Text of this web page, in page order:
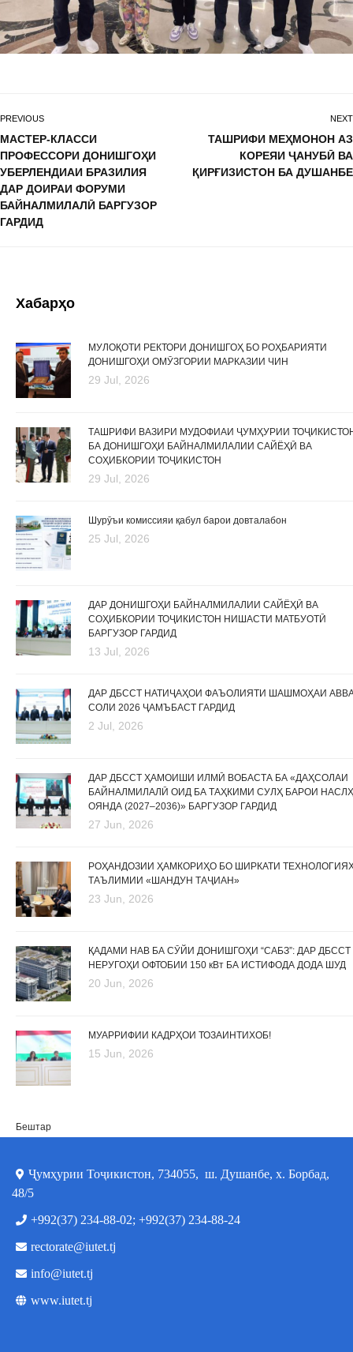
PREVIOUS
МАСТЕР-КЛАССИ
ПРОФЕССОРИ ДОНИШГОҲИ
УБЕРЛЕНДИАИ БРАЗИЛИЯ
ДАР ДОИРАИ ФОРУМИ
БАЙНАЛМИЛАЛӢ БАРГУЗОР
ГАРДИД
NEXT
ТАШРИФИ МЕҲМОНОН АЗ
КОРЕЯИ ҶАНУБӢ ВА
ҚИРҒИЗИСТОН БА ДУШАНБЕ
Хабарҳо
МУЛОҚОТИ РЕКТОРИ ДОНИШГОҲ БО РОҲБАРИЯТИ
ДОНИШГОҲИ ОМӮЗГОРИИ МАРКАЗИИ ЧИН
29 Jul, 2026
ТАШРИФИ ВАЗИРИ МУДОФИАИ ҶУМҲУРИИ
БА ДОНИШГОҲИ БАЙНАЛМИЛАЛИИ САЙЁҲӢ ВА
СОҲИБКОРИИ ТОҶИКИСТОН
29 Jul, 2026
Шурӯъи комиссияи қабул барои довталабон
25 Jul, 2026
ДАР ДОНИШГОҲИ БАЙНАЛМИЛАЛИИ САЙЁҲӢ ВА
СОҲИБКОРИИ ТОҶИКИСТОН НИШАСТИ МАТБУОТӢ
БАРГУЗОР ГАРДИД
13 Jul, 2026
ДАР ДБССТ НАТИҶАҲОИ ФАЪОЛИЯТИ ШАШМОҲАИ
СОЛИ 2026 ҶАМЪБАСТ ГАРДИД
2 Jul, 2026
ДАР ДБССТ ҲАМОИШИ ИЛМӢ ВОБАСТА БА «ДАҲСОЛАИ
БАЙНАЛМИЛАЛӢ ОИД БА ТАҲКИМИ СУЛҲ БАРОИ
ОЯНДА (2027–2036)» БАРГУЗОР ГАРДИД
27 Jun, 2026
РОҲАНДОЗИИ ҲАМКОРИҲО БО ШИРКАТИ
ТАЪЛИМИИ «ШАНДУН ТАҶИАН»
23 Jun, 2026
ҚАДАМИ НАВ БА СӮЙИ ДОНИШГОҲИ “САБЗ”: ДАР ДБССТ
НЕРУГОҲИ ОФТОБИИ 150 кВт БА ИСТИФОДА ДОДА ШУД
20 Jun, 2026
МУАРРИФИИ КАДРҲОИ ТОЗАИНТИХОБ!
15 Jun, 2026
Бештар
Ҷумҳурии Тоҷикистон, 734055, ш. Душанбе, х. Борбад,
48/5
+992(37) 234-88-02; +992(37) 234-88-24
rectorate@iutet.tj
info@iutet.tj
www.iutet.tj